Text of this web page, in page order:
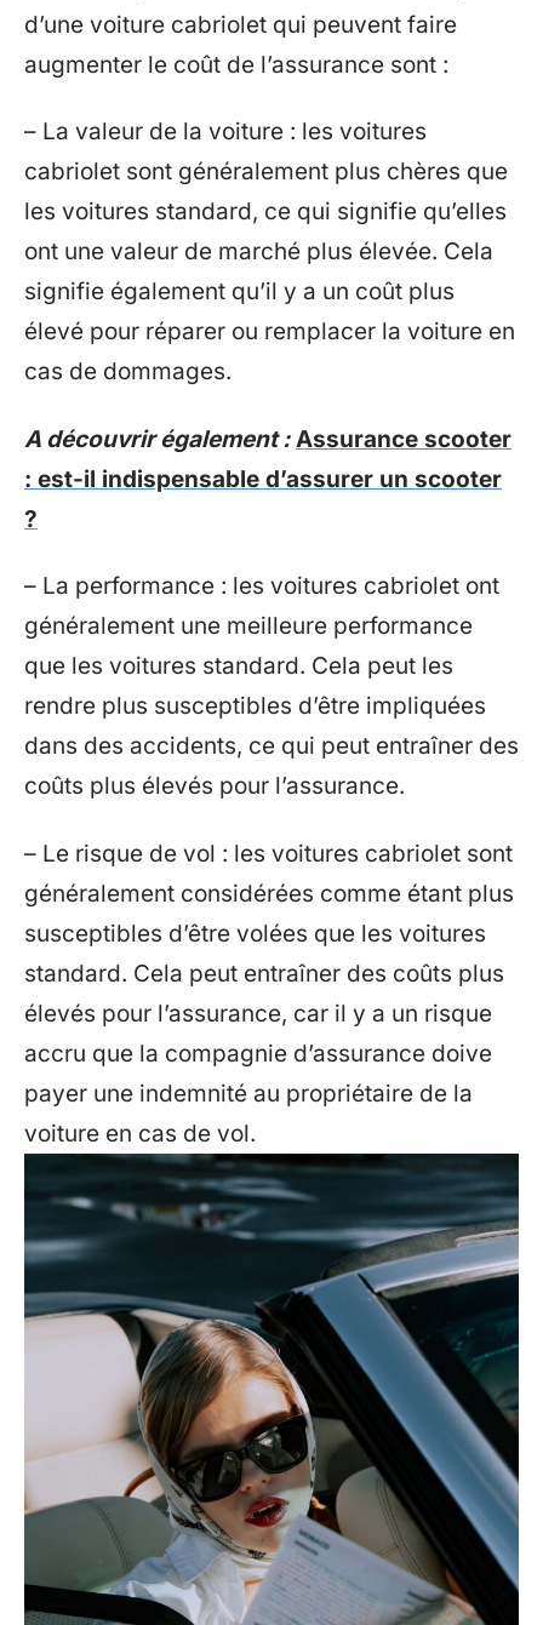
d’une voiture cabriolet qui peuvent faire
augmenter le coût de l’assurance sont :
– La valeur de la voiture : les voitures
cabriolet sont généralement plus chères que
les voitures standard, ce qui signifie qu’elles
ont une valeur de marché plus élevée. Cela
signifie également qu’il y a un coût plus
élevé pour réparer ou remplacer la voiture en
cas de dommages.
A découvrir également : Assurance scooter
: est-il indispensable d’assurer un scooter
?
– La performance : les voitures cabriolet ont
généralement une meilleure performance
que les voitures standard. Cela peut les
rendre plus susceptibles d’être impliquées
dans des accidents, ce qui peut entraîner des
coûts plus élevés pour l’assurance.
– Le risque de vol : les voitures cabriolet sont
généralement considérées comme étant plus
susceptibles d’être volées que les voitures
standard. Cela peut entraîner des coûts plus
élevés pour l’assurance, car il y a un risque
accru que la compagnie d’assurance doive
payer une indemnité au propriétaire de la
voiture en cas de vol.